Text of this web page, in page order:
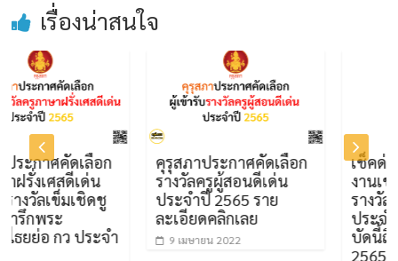
เรื่องน่าสนใจ
ลือก
น
ดชู
ะจำ
คุรุสภาประกาศคัดเลือก
รางวัลครูผู้สอนดีเด่น
ประจำปี 2565 ราย
ละเอียดคลิกเลย
9 เมษายน 2022
เช็คด่วน รายชื่อผู้ที่
งานเข้ารับการคัดส
รางวัล “ผลงานวิจัย
ประจำปี 2565 ตั้ง
บัดนี้ถึงวันที่ 30 เม